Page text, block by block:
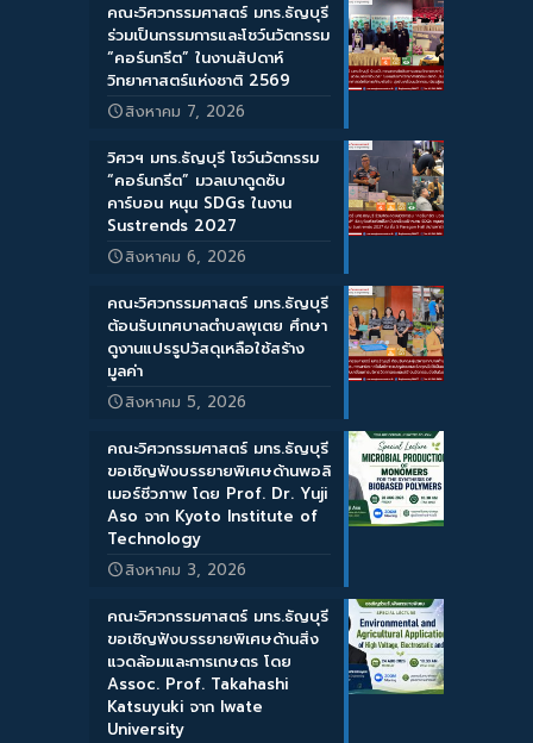
คณะวิศวกรรมศาสตร์ มทร.ธัญบุรี
ร่วมเป็นกรรมการและโชว์นวัตกรรม
“คอร์นกรีต” ในงานสัปดาห์
วิทยาศาสตร์แห่งชาติ 2569
สิงหาคม 7, 2026
วิศวฯ มทร.ธัญบุรี โชว์นวัตกรรม
“คอร์นกรีต” มวลเบาดูดซับ
คาร์บอน หนุน SDGs ในงาน
Sustrends 2027
สิงหาคม 6, 2026
คณะวิศวกรรมศาสตร์ มทร.ธัญบุรี
ต้อนรับเทศบาลตำบลพุเตย ศึกษา
ดูงานแปรรูปวัสดุเหลือใช้สร้าง
มูลค่า
สิงหาคม 5, 2026
คณะวิศวกรรมศาสตร์ มทร.ธัญบุรี
ขอเชิญฟังบรรยายพิเศษด้านพอลิ
เมอร์ชีวภาพ โดย Prof. Dr. Yuji
Aso จาก Kyoto Institute of
Technology
สิงหาคม 3, 2026
คณะวิศวกรรมศาสตร์ มทร.ธัญบุรี
ขอเชิญฟังบรรยายพิเศษด้านสิ่ง
แวดล้อมและการเกษตร โดย
Assoc. Prof. Takahashi
Katsuyuki จาก Iwate
University